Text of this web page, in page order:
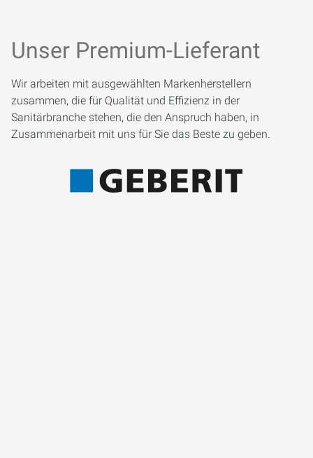
Unser Premium-Lieferant
Wir arbeiten mit ausgewählten Markenherstellern
zusammen, die für Qualität und Effizienz in der
Sanitärbranche stehen, die den Anspruch haben, in
Zusammenarbeit mit uns für Sie das Beste zu geben.